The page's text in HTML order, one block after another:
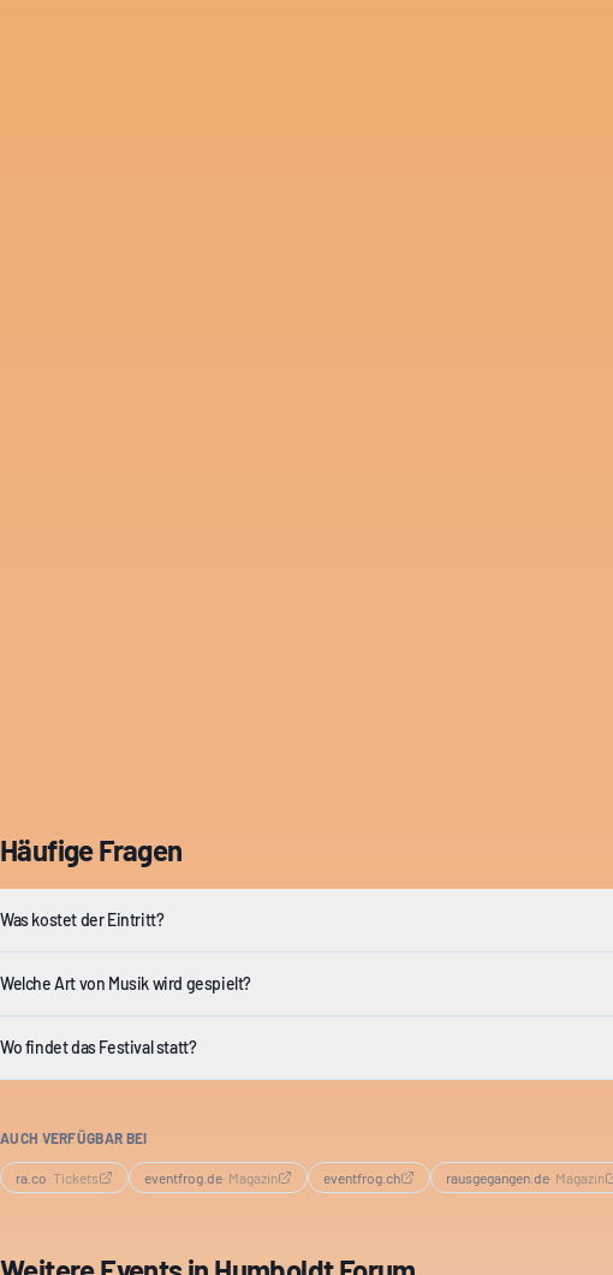
Häufige Fragen
Was kostet der Eintritt?
Welche Art von Musik wird gespielt?
Wo findet das Festival statt?
AUCH VERFÜGBAR BEI
ra.co· Tickets eventfrog.de· Magazin eventfrog.ch rausgegangen.de· Magazin